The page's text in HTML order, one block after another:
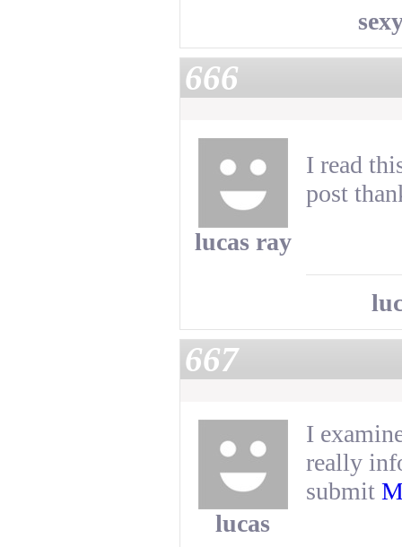
666
lucas ray
I read
post
667
lucas
I
really
submit